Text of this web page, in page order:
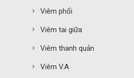
Viêm phổi
Viêm tai giữa
Viêm thanh quản
Viêm V.A